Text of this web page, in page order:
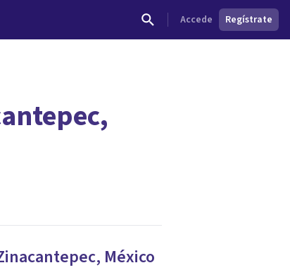
Accede Regístrate
, México